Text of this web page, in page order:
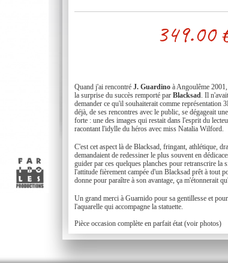
349.00
Quand j'ai rencontré J. Guardino à Angoulême
la surprise du succès remporté par Blacksad. Il
demander ce qu'il souhaiterait comme représentation
déjà, de ses rencontres avec le public, se dégageait
forte : une des images qui restait dans l'esprit du
racontant l'idylle du héros avec miss Natalia Wilford.
C'est cet aspect là de Blacksad, fringant, athlétique,
demandaient de redessiner le plus souvent en
guider par ces quelques planches pour retranscrire la
l'attitude fièrement campée d'un Blacksad prêt à tout
donne pour paraître à son avantage, ça m'étonnerait
Un grand merci à Guarnido pour sa gentillesse et
l'aquarelle qui accompagne la statuette.
Pièce occasion complète en parfait état (voir photos)